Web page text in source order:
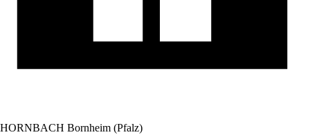
HORNBACH Bornheim (Pfalz)